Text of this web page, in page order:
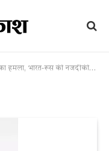
भारत-रूस की नजदीकी पर जताई चिंता